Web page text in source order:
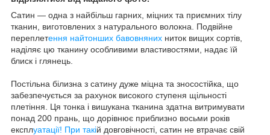
Сатин — одна з найбільш гарних, міцних та приємних тілу
тканин, виготовлених з натурального волокна. Подвійне
переплетення найтонших бавовняних ниток вищих сортів,
наділяє цю тканину особливими властивостями, надає їй
блиск і глянець.
Постільна білизна з сатину дуже міцна та зносостійка, що
забезпечується за рахунок високого ступеня щільності
плетіння. Ця тонка і вишукана тканина здатна витримувати
понад 200 прань, що дорівнює приблизно восьми років
експлуатації! При такій довговічності, сатин не втрачає свій